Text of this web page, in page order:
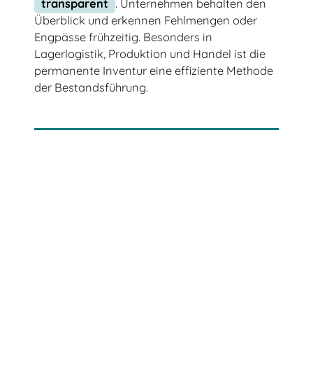
transparent . Unternehmen behalten den
Überblick und erkennen Fehlmengen oder
Engpässe frühzeitig. Besonders in
Lagerlogistik, Produktion und Handel ist die
permanente Inventur eine effiziente Methode
der Bestandsführung.